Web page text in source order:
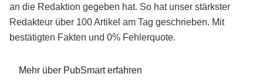
an die Redaktion gegeben hat. So hat unser stärkster
Redakteur über 100 Artikel am Tag geschrieben. Mit
bestätigten Fakten und 0% Fehlerquote.
Mehr über PubSmart erfahren